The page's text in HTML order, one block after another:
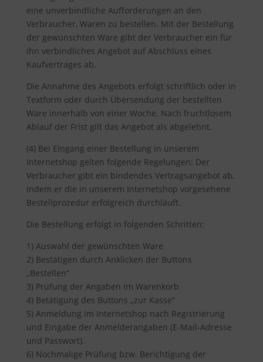
eine unverbindliche Aufforderungen an den
Verbraucher, Waren zu bestellen. Mit der Bestellung
der gewünschten Ware gibt der Verbraucher ein für
ihn verbindliches Angebot auf Abschluss eines
Kaufvertrages ab.
Die Annahme des Angebots erfolgt schriftlich oder in
Textform oder durch Übersendung der bestellten
Ware innerhalb von einer Woche. Nach fruchtlosem
Ablauf der Frist gilt das Angebot als abgelehnt.
(4) Bei Eingang einer Bestellung in unserem
Internetshop gelten folgende Regelungen: Der
Verbraucher gibt ein bindendes Vertragsangebot ab,
indem er die in unserem Internetshop vorgesehene
Bestellprozedur erfolgreich durchläuft.
Die Bestellung erfolgt in folgenden Schritten:
1) Auswahl der gewünschten Ware
2) Bestätigen durch Anklicken der Buttons
„Bestellen“
3) Prüfung der Angaben im Warenkorb
4) Betätigung des Buttons „zur Kasse“
5) Anmeldung im Internetshop nach Registrierung
und Eingabe der Anmelderangaben (E-Mail-Adresse
und Passwort).
6) Nochmalige Prüfung bzw. Berichtigung der